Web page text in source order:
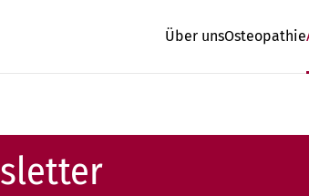
Über unsOsteopathie